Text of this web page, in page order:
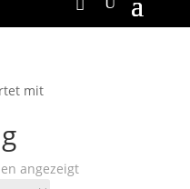
mit
angezeigt